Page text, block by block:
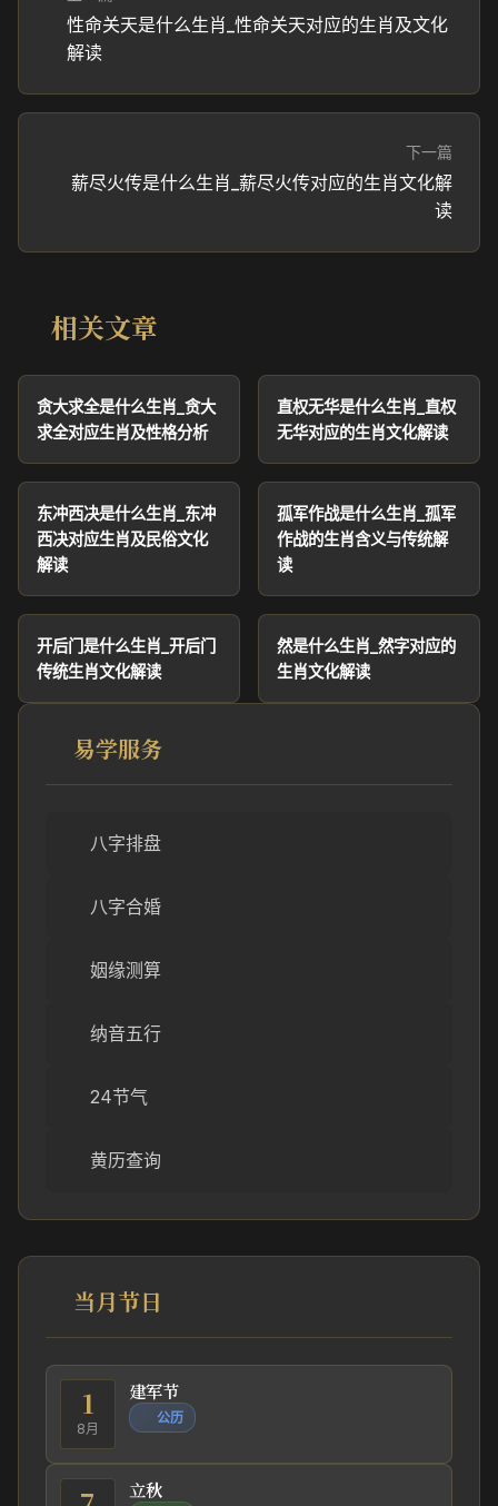
性命关天是什么生肖_性命关天对应的生肖及文化
解读
下一篇
薪尽火传是什么生肖_薪尽火传对应的生肖文化解
读
相关文章
贪大求全是什么生肖_贪大
求全对应生肖及性格分析
直权无华是什么生肖_直权
无华对应的生肖文化解读
东冲西决是什么生肖_东冲
西决对应生肖及民俗文化
解读
孤军作战是什么生肖_孤军
作战的生肖含义与传统解
读
开后门是什么生肖_开后门
传统生肖文化解读
然是什么生肖_然字对应的
生肖文化解读
易学服务
八字排盘
八字合婚
姻缘测算
纳音五行
24节气
黄历查询
当月节日
1
8月
建军节
公历
立秋